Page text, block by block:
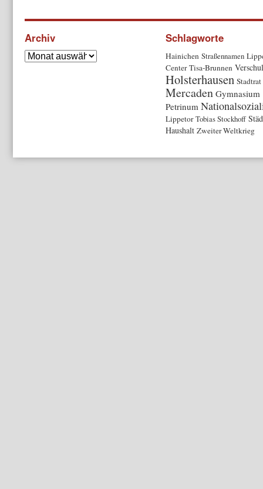
Archiv Schlagworte
Hainichen Straßennamen
Center Tisa-Brunnen
Holsterhausen Stadtrat
Mercaden Gymnasium
Petrinum
Lippetor Tobias Stockhoff
Haushalt Zweiter Weltkrieg